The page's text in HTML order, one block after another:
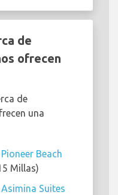
de
ofrecen
de
una
Beach
Millas)
Suites